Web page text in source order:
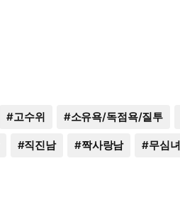
#고수위 #소유욕/독점욕/질투
#직진남 #짝사랑남 #무심녀